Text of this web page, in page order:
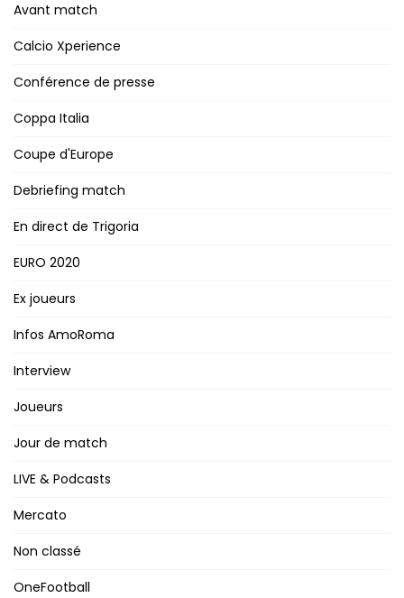
Avant match
Calcio Xperience
Conférence de presse
Coppa Italia
Coupe d'Europe
Debriefing match
En direct de Trigoria
EURO 2020
Ex joueurs
Infos AmoRoma
Interview
Joueurs
Jour de match
LIVE & Podcasts
Mercato
Non classé
OneFootball